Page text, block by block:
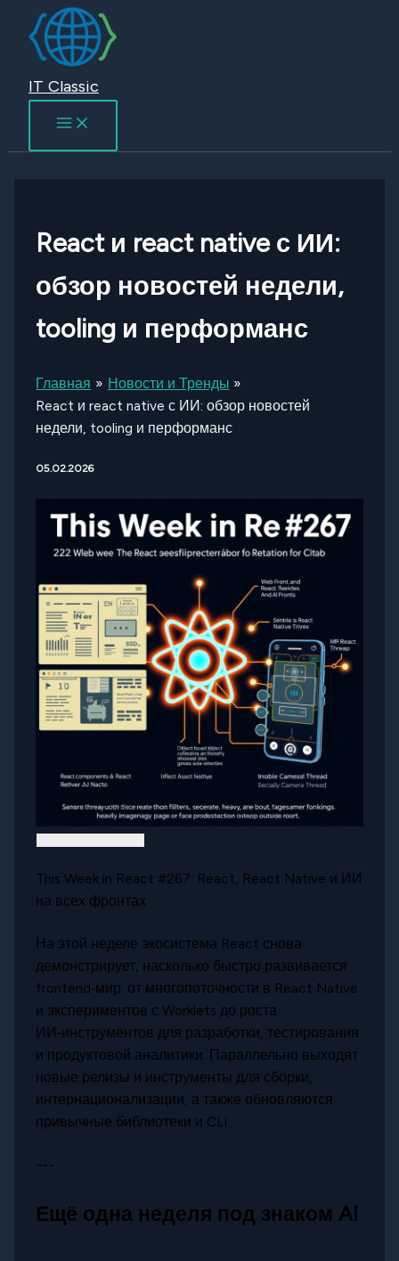
Перейти
содержимому
IT Classic
React и react native с ИИ:
обзор новостей недели,
tooling и перформанс
Главная
Новости и Тренды
React и react native с ИИ: обзор новостей
недели, tooling и перформанс
05.02.2026
This Week in React #267: React, React Native и ИИ
на всех фронтах
На этой неделе экосистема React снова
демонстрирует, насколько быстро развивается
frontend‑мир: от многопоточности в React Native
и экспериментов с Worklets до роста
ИИ‑инструментов для разработки, тестирования
и продуктовой аналитики. Параллельно выходят
новые релизы и инструменты для сборки,
интернационализации, а также обновляются
привычные библиотеки и CLI.
---
Ещё одна неделя под знаком AI